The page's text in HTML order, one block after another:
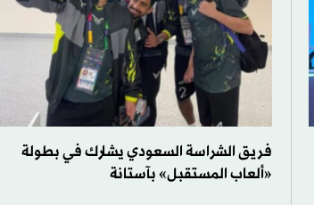
فريق الشراسة السعودي يشارك في بطولة
«ألعاب المستقبل» بآستانة